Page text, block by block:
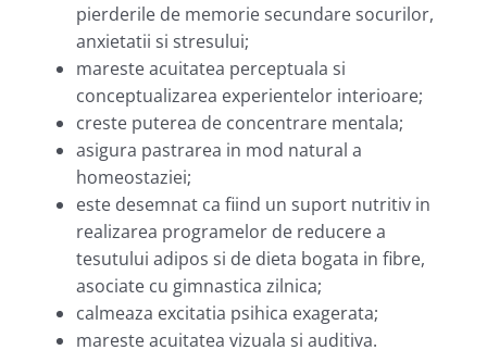
pierderile de memorie secundare socurilor,
anxietatii si stresului;
mareste acuitatea perceptuala si
conceptualizarea experientelor interioare;
creste puterea de concentrare mentala;
asigura pastrarea in mod natural a
homeostaziei;
este desemnat ca fiind un suport nutritiv in
realizarea programelor de reducere a
tesutului adipos si de dieta bogata in fibre,
asociate cu gimnastica zilnica;
calmeaza excitatia psihica exagerata;
mareste acuitatea vizuala si auditiva.